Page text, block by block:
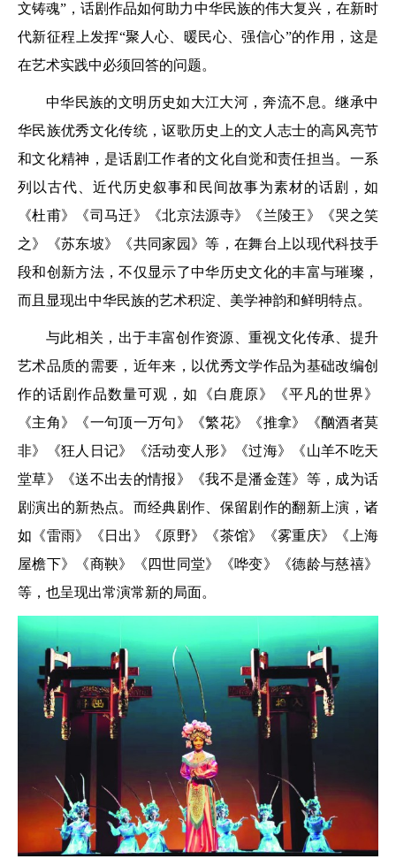
文铸魂”，话剧作品如何助力中华民族的伟大复兴，在新时
代新征程上发挥“聚人心、暖民心、强信心”的作用，这是
在艺术实践中必须回答的问题。
中华民族的文明历史如大江大河，奔流不息。继承中
华民族优秀文化传统，讴歌历史上的文人志士的高风亮节
和文化精神，是话剧工作者的文化自觉和责任担当。一系
列以古代、近代历史叙事和民间故事为素材的话剧，如
《杜甫》《司马迁》《北京法源寺》《兰陵王》《哭之笑
之》《苏东坡》《共同家园》等，在舞台上以现代科技手
段和创新方法，不仅显示了中华历史文化的丰富与璀璨，
而且显现出中华民族的艺术积淀、美学神韵和鲜明特点。
与此相关，出于丰富创作资源、重视文化传承、提升
艺术品质的需要，近年来，以优秀文学作品为基础改编创
作的话剧作品数量可观，如《白鹿原》《平凡的世界》
《主角》《一句顶一万句》《繁花》《推拿》《酗酒者莫
非》《狂人日记》《活动变人形》《过海》《山羊不吃天
堂草》《送不出去的情报》《我不是潘金莲》等，成为话
剧演出的新热点。而经典剧作、保留剧作的翻新上演，诸
如《雷雨》《日出》《原野》《茶馆》《雾重庆》《上海
屋檐下》《商鞅》《四世同堂》《哗变》《德龄与慈禧》
等，也呈现出常演常新的局面。